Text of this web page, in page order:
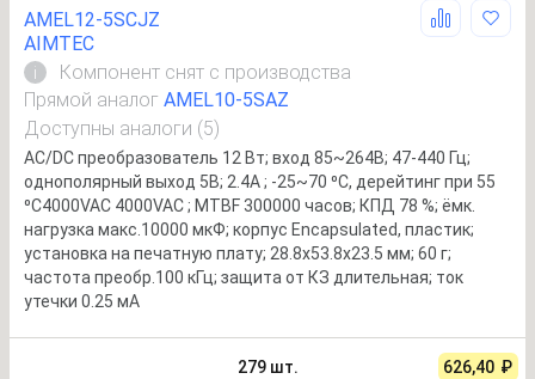
AMEL12-5SCJZ
AIMTEC
i
Компонент снят с производства
Прямой аналог AMEL10-5SAZ
Доступны аналоги (5)
AC/DC преобразователь 12 Вт; вход 85~264В; 47-440 Гц;
однополярный выход 5В; 2.4А ; -25~70 ⁰C, дерейтинг при 55
⁰C4000VAC 4000VAC ; MTBF 300000 часов; КПД 78 %; ёмк.
нагрузка макс.10000 мкФ; корпус Encapsulated, пластик;
установка на печатную плату; 28.8x53.8x23.5 мм; 60 г;
частота преобр.100 кГц; защита от КЗ длительная; ток
утечки 0.25 мА
279 шт. 626,40 ₽